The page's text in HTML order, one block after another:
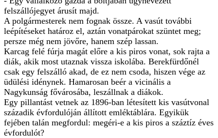
felszállójegyet árusít majd.
A polgármesterek nem fognak össze. A vasút további
leépítéseket határoz el, aztán vonatpárokat szüntet meg;
persze még nem jövőre, hanem szép lassan.
Karcag felé fúrja magát előre a kis piros vonat, sok rajta a
diák, akik most utaznak vissza iskolába. Berekfürdőnél
csak egy felszálló akad, de ez nem csoda, hiszen vége az
üdülési idénynek. Hamarosan beér a vicinális a
Nagykunság fővárosába, leszállnak a diákok.
Egy pillantást vetnek az 1896-ban létesített kis vasútvonal
századik évfordulóján állított emléktáblára. Egyikük
fejében talán megfordul: megéri-e a kis piros a száztíz éves
évfordulót?